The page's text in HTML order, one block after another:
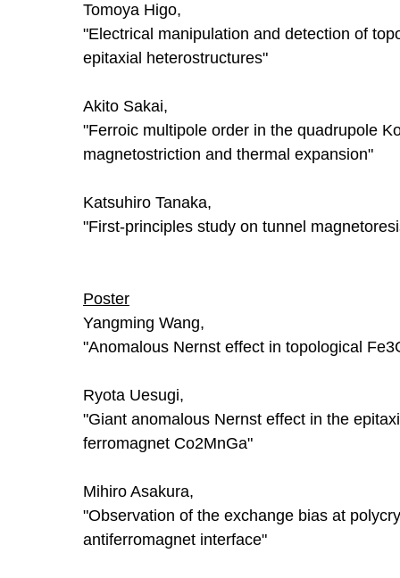
Tomoya Higo,
"Electrical manipulation and detection of
epitaxial heterostructures"
Akito Sakai,
"Ferroic multipole order in the quadrupole
magnetostriction and thermal expansion"
Katsuhiro Tanaka,
"First-principles study on tunnel
Poster
Yangming Wang,
"Anomalous Nernst effect in topological
Ryota Uesugi,
"Giant anomalous Nernst effect in the
ferromagnet Co2MnGa"
Mihiro Asakura,
"Observation of the exchange bias at
antiferromagnet interface"